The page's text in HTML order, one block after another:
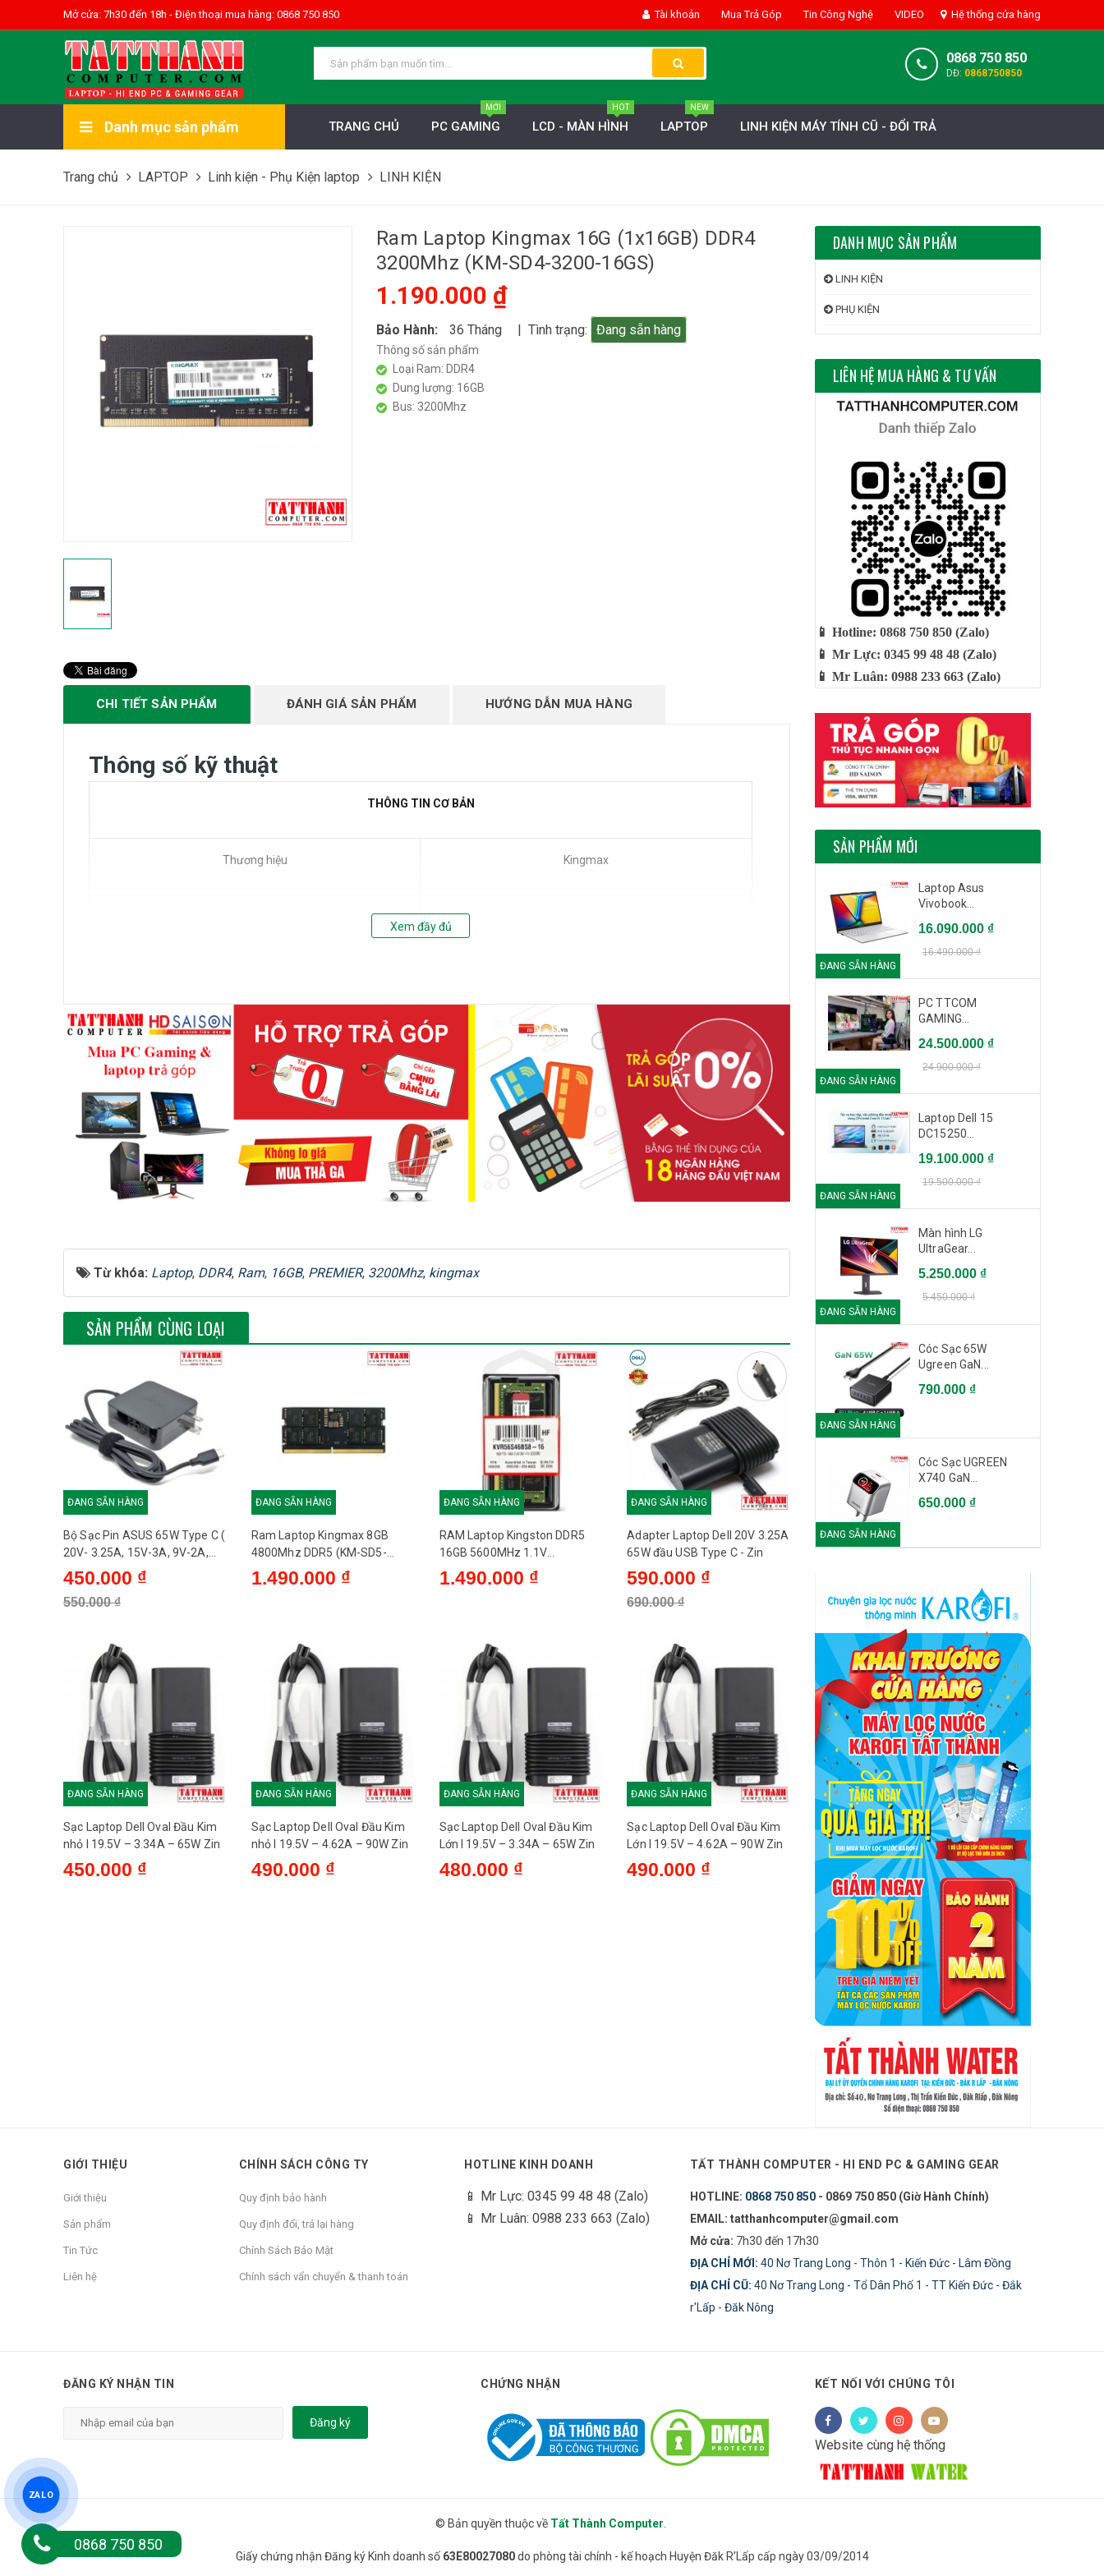
Mở cửa: 7h30 đến 18h - Điện thoại mua hàng: 0868 750 850 Tài khoản Mua Trả Góp Tin Công Nghệ VIDEO Hệ thống cửa hàng
0868 750 850
DĐ: 0868750850
Danh mục sản phẩm TRANG CHỦ PC GAMING
MỚI
LCD - MÀN HÌNH
HOT
LAPTOP
NEW
LINH KIỆN MÁY TÍNH CŨ - ĐỔI TRẢ
Trang chủ LAPTOP Linh kiện - Phụ Kiện laptop LINH KIỆN
ZALO
Ram Laptop Kingmax 16G (1x16GB) DDR4
3200Mhz (KM-SD4-3200-16GS)
1.190.000 ₫
Bảo Hành: 36 Tháng | Tình trạng: Đang sẵn hàng
Thông số sản phẩm
Loại Ram: DDR4
Dung lượng: 16GB
Bus: 3200Mhz
CHI TIẾT SẢN PHẨM ĐÁNH GIÁ SẢN PHẨM HƯỚNG DẪN MUA HÀNG
Thông số kỹ thuật
THÔNG TIN CƠ BẢN
Thương hiệu Kingmax
CHI TIẾT
Dung lượng 16GB(1x16GB)
Loại DDR4
Hiệu điện thế
Không hỗ trợ
Tản nhiệt Không
Xem đầy đủ
Từ khóa: Laptop, DDR4, Ram, 16GB, PREMIER, 3200Mhz, kingmax
SẢN PHẨM CÙNG LOẠI
ĐANG SẴN HÀNG
Bộ Sạc Pin ASUS 65W Type C (
20V- 3.25A, 15V-3A, 9V-2A,
5V-2A )
450.000 ₫
550.000 ₫
ĐANG SẴN HÀNG
Ram Laptop Kingmax 8GB
4800Mhz DDR5 (KM-SD5-
4800-08GS)
1.490.000 ₫
ĐANG SẴN HÀNG
RAM Laptop Kingston DDR5
16GB 5600MHz 1.1V
KVR56S46BS8-16
1.490.000 ₫
ĐANG SẴN HÀNG
Adapter Laptop Dell 20V 3.25A
65W đầu USB Type C - Zin
590.000 ₫
690.000 ₫
ĐANG SẴN HÀNG
Sạc Laptop Dell Oval Đầu Kim
nhỏ l 19.5V – 3.34A – 65W Zin
450.000 ₫
ĐANG SẴN HÀNG
Sạc Laptop Dell Oval Đầu Kim
nhỏ l 19.5V – 4.62A – 90W Zin
490.000 ₫
ĐANG SẴN HÀNG
Sạc Laptop Dell Oval Đầu Kim
Lớn l 19.5V – 3.34A – 65W Zin
480.000 ₫
ĐANG SẴN HÀNG
Sạc Laptop Dell Oval Đầu Kim
Lớn l 19.5V – 4.62A – 90W Zin
490.000 ₫
DANH MỤC SẢN PHẨM
LINH KIỆN
PHỤ KIỆN
LIÊN HỆ MUA HÀNG & TƯ VẤN
📱 Hotline: 0868 750 850 (Zalo)
📱 Mr Lực: 0345 99 48 48 (Zalo)
📱 Mr Luân: 0988 233 663 (Zalo)
SẢN PHẨM MỚI
ĐANG SẴN HÀNG
Laptop Asus
Vivobook...
16.090.000 ₫
16.490.000 ₫
ĐANG SẴN HÀNG
PC TTCOM
GAMING...
24.500.000 ₫
24.900.000 ₫
ĐANG SẴN HÀNG
Laptop Dell 15
DC15250...
19.100.000 ₫
19.500.000 ₫
ĐANG SẴN HÀNG
Màn hình LG
UltraGear...
5.250.000 ₫
5.450.000 ₫
ĐANG SẴN HÀNG
Cóc Sạc 65W
Ugreen GaN...
790.000 ₫
ĐANG SẴN HÀNG
Cóc Sạc UGREEN
X740 GaN...
650.000 ₫
GIỚI THIỆU
Giới thiệu
Sản phẩm
Tin Tức
Liên hệ
CHÍNH SÁCH CÔNG TY
Quy định bảo hành
Quy định đổi, trả lại hàng
Chính Sách Bảo Mật
Chính sách vẩn chuyển & thanh toán
HOTLINE KINH DOANH
📱 Mr Lực: 0345 99 48 48 (Zalo)
📱 Mr Luân: 0988 233 663 (Zalo)
TẤT THÀNH COMPUTER - HI END PC & GAMING GEAR
HOTLINE: 0868 750 850- 0869 750 850 (Giờ Hành Chính)
EMAIL: tatthanhcomputer@gmail.com
Mở cửa: 7h30 đến 17h30
ĐỊA CHỈ MỚI: 40 Nơ Trang Long - Thôn 1 - Kiến Đức - Lâm Đồng
ĐỊA CHỈ CŨ: 40 Nơ Trang Long - Tổ Dân Phố 1 - TT Kiến Đức - Đắk
r'Lấp - Đăk Nông
ĐĂNG KÝ NHẬN TIN
Đăng ký
CHỨNG NHẬN KẾT NỐI VỚI CHÚNG TÔI
Website cùng hệ thống
© Bản quyền thuộc về Tất Thành Computer
0868 750 850
Giấy chứng nhận Đăng ký Kinh doanh số 63E80027080do phòng tài chính - kế hoạch Huyện Đăk R'Lấp cấp ngày 03/09/2014